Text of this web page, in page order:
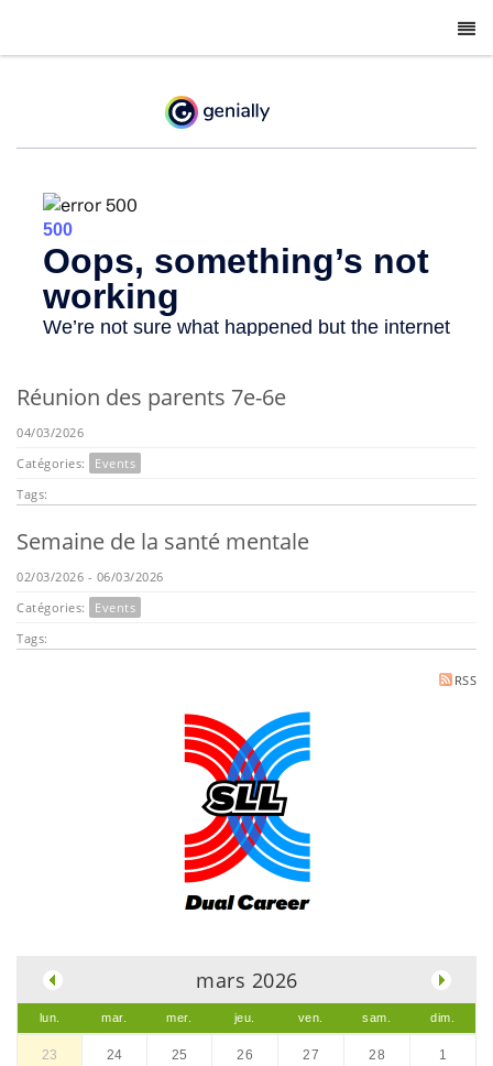
Réunion des parents 7e-6e
04/03/2026
Catégories:
Events
Tags:
Semaine de la santé mentale
02/03/2026 - 06/03/2026
Catégories:
Events
Tags:
RSS
mars 2026
lun. mar. mer. jeu. ven. sam. dim.
23 24 25 26 27 28 1